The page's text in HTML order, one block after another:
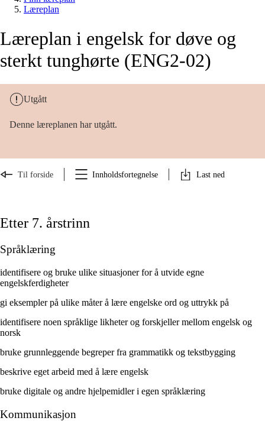
Læreplan
Læreplan i engelsk for døve og
sterkt tunghørte (ENG2-02)
Utgått
Denne læreplanen har utgått.
Til forside Innholdsfortegnelse Last ned
Etter 7. årstrinn
Språklæring
identifisere og bruke ulike situasjoner for å utvide egne
engelskferdigheter
gi eksempler på ulike måter å lære engelske ord og uttrykk på
identifisere noen språklige likheter og forskjeller mellom engelsk og
norsk
bruke grunnleggende begreper fra grammatikk og tekstbygging
beskrive eget arbeid med å lære engelsk
bruke digitale og andre hjelpemidler i egen språklæring
Kommunikasjon